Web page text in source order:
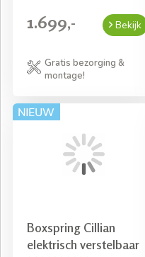
1.699,- Bekijk
Gratis bezorging &
montage!
Boxspring Cillian
elektrisch verstelbaar